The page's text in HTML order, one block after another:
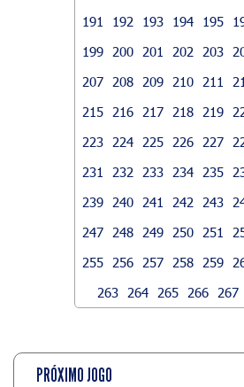
191
192 193 194 195
199
200 201 202 203
207
208 209 210 211
215
216 217 218 219
223
224 225 226 227
231
232 233 234 235
239
240 241 242 243
247
248 249 250 251
255
256 257 258 259
263
264 265 266 267
PRÓXIMO JOGO